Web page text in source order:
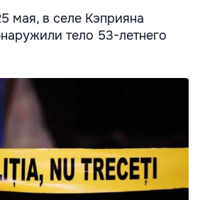
мая, в селе Кэприяна
тело 53-летнего